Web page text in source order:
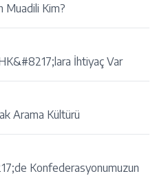
Muadili Kim?
İhtiyaç Var
Arama Kültürü
Konfederasyonumuzun